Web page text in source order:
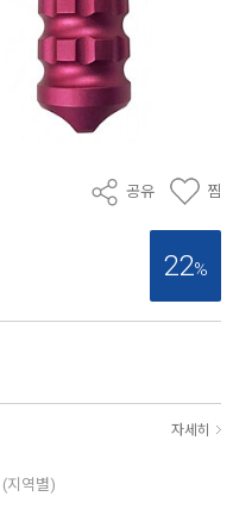
공유 찜
22%
자세히
(지역별)